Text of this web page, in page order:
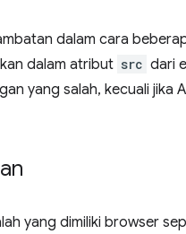
dalam cara
dalam atribut src dari
yang salah, kecuali
yang dimiliki browser